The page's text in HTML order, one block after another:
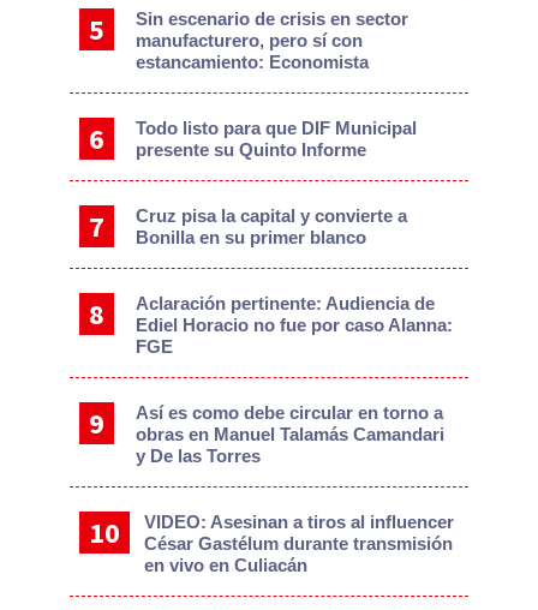
Sin escenario de crisis en sector
manufacturero, pero sí con
estancamiento: Economista
Todo listo para que DIF Municipal
presente su Quinto Informe
Cruz pisa la capital y convierte a
Bonilla en su primer blanco
Aclaración pertinente: Audiencia de
Ediel Horacio no fue por caso Alanna:
FGE
Así es como debe circular en torno a
obras en Manuel Talamás Camandari
y De las Torres
VIDEO: Asesinan a tiros al influencer
César Gastélum durante transmisión
en vivo en Culiacán